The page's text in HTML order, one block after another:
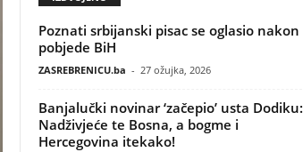
Poznati srbijanski pisac se oglasio nakon
pobjede BiH
ZASREBRENICU.ba - 27 ožujka, 2026
Banjalučki novinar ‘začepio’ usta Dodiku:
Nadživjeće te Bosna, a bogme i
Hercegovina itekako!